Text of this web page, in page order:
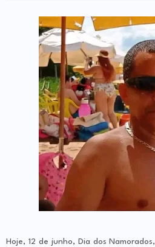
Hoje, 12 de junho, Dia dos